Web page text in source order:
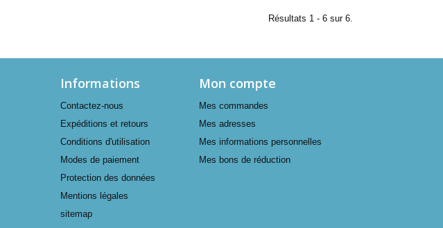
Résultats 1 - 6 sur 6.
Informations
Contactez-nous
Expéditions et retours
Conditions d'utilisation
Modes de paiement
Protection des données
Mentions légales
sitemap
Mon compte
Mes commandes
Mes adresses
Mes informations personnelles
Mes bons de réduction